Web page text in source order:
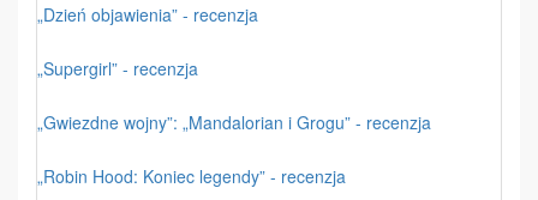
„Dzień objawienia” - recenzja
„Supergirl” - recenzja
„Gwiezdne wojny”: „Mandalorian i Grogu” - recenzja
„Robin Hood: Koniec legendy” - recenzja